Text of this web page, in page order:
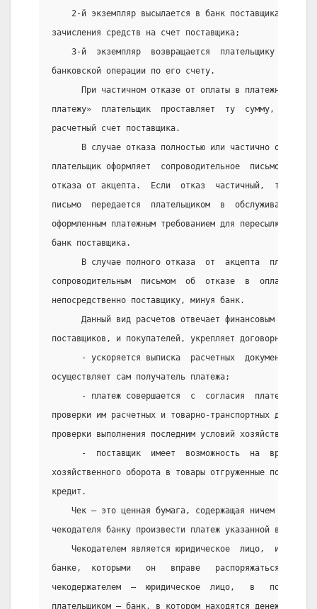
2-й экземпляр высылается в банк поставщика, где
зачисления средств на счет поставщика;
3-й  экземпляр  возвращается  плательщику  как
банковской операции по его счету.
При частичном отказе от оплаты в платежном
платежу»  плательщик  проставляет  ту  сумму,
расчетный счет поставщика.
В случае отказа полностью или частично
плательщик оформляет  сопроводительное  письмо
отказа от акцепта.  Если  отказ  частичный,  то
письмо  передается  плательщиком  в
оформленным платежным требованием для пересылки
банк поставщика.
В случае полного отказа  от  акцепта
сопроводительным  письмом  об  отказе  в  оплате
непосредственно поставщику, минуя банк.
Данный вид расчетов отвечает финансовым и
поставщиков, и покупателей, укрепляет договорные
- ускоряется выписка  расчетных  документов,
осуществляет сам получатель платежа;
- платеж совершается  с  согласия  плательщика
проверки им расчетных и товарно-транспортных
проверки выполнения последним условий хозяйственного
-  поставщик  имеет  возможность  на  время
хозяйственного оборота в товары отгруженные
кредит.
Чек — это ценная бумага, содержащая ничем не
чекодателя банку произвести платеж указанной в нем
Чекодателем является юридическое  лицо,  имеющее
банке,  которыми   он   вправе   распоряжаться
чекодержателем  –  юридическое  лицо,   в   пользу
плательщиком — банк, в котором находятся денежные